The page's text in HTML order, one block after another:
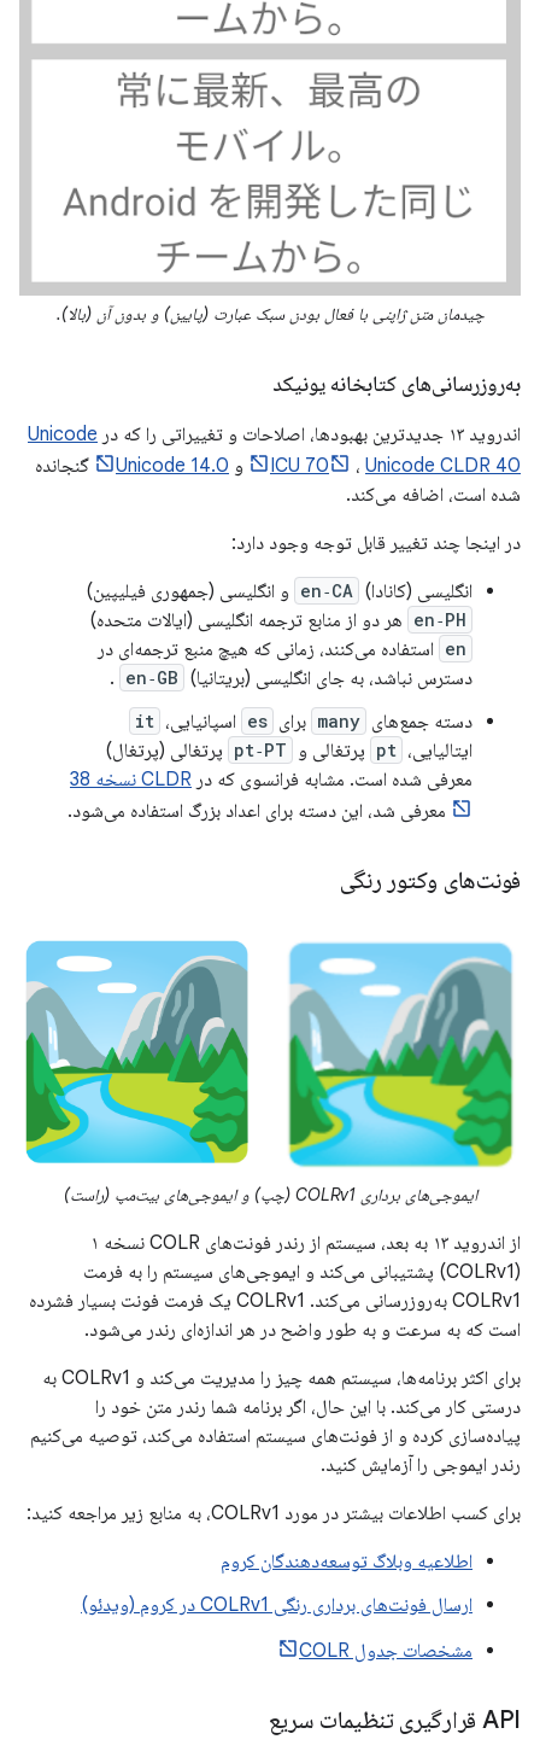
چیدمان متن ژاپنی با فعال بودن سبک عبارت (پایین) و بدون آن (بالا).
به‌روزرسانی‌های کتابخانه یونیکد
اندروید ۱۳ جدیدترین بهبودها، اصلاحات و تغییراتی را که در
Unicode
ICU 70
، Unicode CLDR 40 و Unicode 14.0
گنجانده
شده است، اضافه می‌کند.
در اینجا چند تغییر قابل توجه وجود دارد:
انگلیسی (کانادا) en‑CA و انگلیسی (جمهوری فیلیپین)
en‑PH هر دو از منابع ترجمه انگلیسی (ایالات متحده)
en استفاده می‌کنند، زمانی که هیچ منبع ترجمه‌ای در
دسترس نباشد، به جای انگلیسی (بریتانیا) en‑GB
.
دسته جمع‌های many برای es اسپانیایی، it
ایتالیایی، pt پرتغالی و pt‑PT پرتغالی (پرتغال)
معرفی شده است. مشابه فرانسوی که در CLDR نسخه 38
معرفی شد، این دسته برای اعداد بزرگ استفاده می‌شود.
فونت‌های وکتور رنگی
ایموجی‌های برداری COLRv1 (چپ) و ایموجی‌های بیت‌مپ (راست)
از اندروید ۱۳ به بعد، سیستم از رندر فونت‌های COLR نسخه ۱
(COLRv1) پشتیبانی می‌کند و ایموجی‌های سیستم را به فرمت
COLRv1 به‌روزرسانی می‌کند. COLRv1 یک فرمت فونت بسیار فشرده
است که به سرعت و به طور واضح در هر اندازه‌ای رندر می‌شود.
برای اکثر برنامه‌ها، سیستم همه چیز را مدیریت می‌کند و COLRv1 به
درستی کار می‌کند. با این حال، اگر برنامه شما رندر متن خود را
پیاده‌سازی کرده و از فونت‌های سیستم استفاده می‌کند، توصیه می‌کنیم
رندر ایموجی را آزمایش کنید.
برای کسب اطلاعات بیشتر در مورد COLRv1، به منابع زیر مراجعه کنید:
اطلاعیه وبلاگ توسعه‌دهندگان کروم
ارسال فونت‌های برداری رنگی COLRv1 در کروم (ویدئو)
مشخصات جدول COLR
API قرارگیری تنظیمات سریع